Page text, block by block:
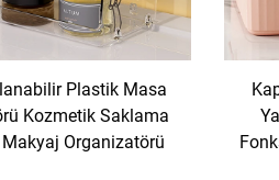
Plastik Masa
Kozmetik Saklama
Organizatörü